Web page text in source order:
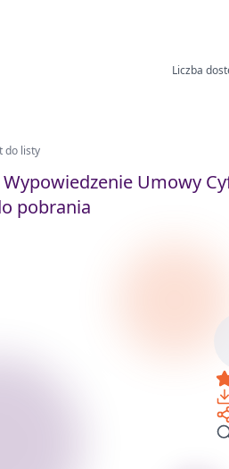
Liczba
do listy
Wypowiedzenie Umowy
pobrania